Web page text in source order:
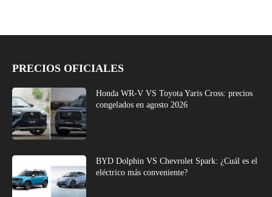
PRECIOS OFICIALES
Honda WR-V VS Toyota Yaris Cross: precios
congelados en agosto 2026
BYD Dolphin VS Chevrolet Spark: ¿Cuál es el
eléctrico más conveniente?